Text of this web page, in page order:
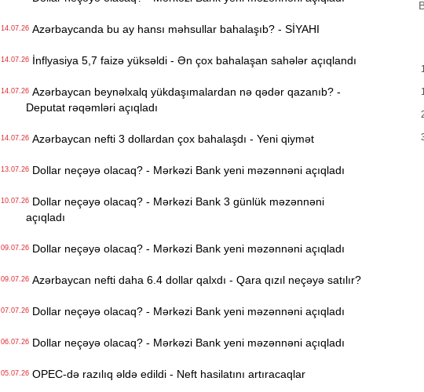
14.07.26Azərbaycanda bu ay hansı məhsullar bahalaşıb? - SİYAHI
14.07.26İnflyasiya 5,7 faizə yüksəldi - Ən çox bahalaşan sahələr açıqlandı
14.07.26Azərbaycan beynəlxalq yükdaşımalardan nə qədər qazanıb? -
Deputat rəqəmləri açıqladı
14.07.26Azərbaycan nefti 3 dollardan çox bahalaşdı - Yeni qiymət
13.07.26Dollar neçəyə olacaq? - Mərkəzi Bank yeni məzənnəni açıqladı
10.07.26Dollar neçəyə olacaq? - Mərkəzi Bank 3 günlük məzənnəni
açıqladı
09.07.26Dollar neçəyə olacaq? - Mərkəzi Bank yeni məzənnəni açıqladı
09.07.26Azərbaycan nefti daha 6.4 dollar qalxdı - Qara qızıl neçəyə satılır?
07.07.26Dollar neçəyə olacaq? - Mərkəzi Bank yeni məzənnəni açıqladı
06.07.26Dollar neçəyə olacaq? - Mərkəzi Bank yeni məzənnəni açıqladı
05.07.26OPEC-də razılıq əldə edildi - Neft hasilatını artıracaqlar